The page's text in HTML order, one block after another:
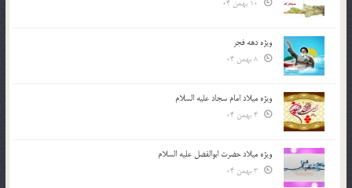
ویژه دهه فجر
ویژه میلاد امام سجاد علیه السلام
ویژه میلاد حضرت ابوالفضل علیه السلام